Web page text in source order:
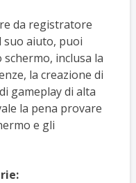
da registratore
suo aiuto, puoi
inclusa la
la creazione di
gameplay di alta
la pena provare
e gli